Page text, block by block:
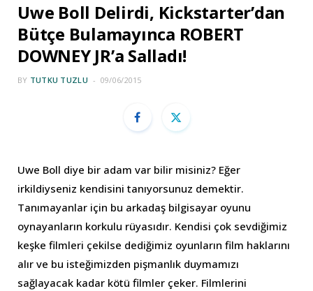
Uwe Boll Delirdi, Kickstarter’dan
Bütçe Bulamayınca ROBERT
DOWNEY JR’a Salladı!
BY TUTKU TUZLU 09/06/2015
Uwe Boll diye bir adam var bilir misiniz? Eğer
irkildiyseniz kendisini tanıyorsunuz demektir.
Tanımayanlar için bu arkadaş bilgisayar oyunu
oynayanların korkulu rüyasıdır. Kendisi çok sevdiğimiz
keşke filmleri çekilse dediğimiz oyunların film haklarını
alır ve bu isteğimizden pişmanlık duymamızı
sağlayacak kadar kötü filmler çeker. Filmlerini